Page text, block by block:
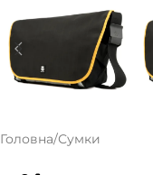
Головна/Сумки